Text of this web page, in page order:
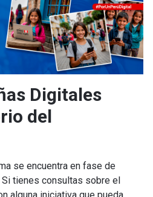
Digitales
del
se encuentra en fase de
Si tienes consultas sobre el
alguna iniciativa que pueda